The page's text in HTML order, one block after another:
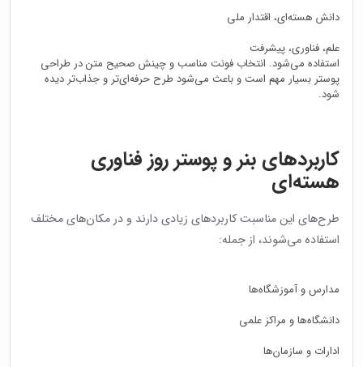
دانش هسته‌ای، اقتدار ملی
علم، فناوری، پیشرفت
استفاده می‌شود. انتخاب فونت مناسب و چینش صحیح متن در طراحی
پوستر بسیار مهم است و باعث می‌شود طرح حرفه‌ای‌تر و جذاب‌تر دیده
شود.
کاربردهای بنر و پوستر روز فناوری
هسته‌ای
طرح‌های این مناسبت کاربردهای زیادی دارند و در مکان‌های مختلف
استفاده می‌شوند، از جمله:
مدارس و آموزشگاه‌ها
دانشگاه‌ها و مراکز علمی
ادارات و سازمان‌ها